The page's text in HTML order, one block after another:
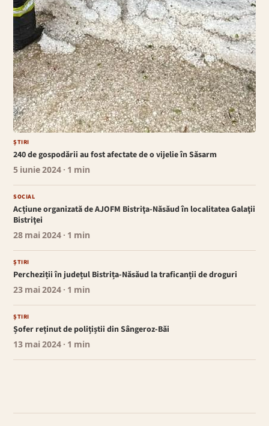
ȘTIRI
240 de gospodării au fost afectate de o vijelie în Săsarm
5 iunie 2024 · 1 min
SOCIAL
Acțiune organizată de AJOFM Bistriţa-Năsăud în localitatea Galaţii
Bistriţei
28 mai 2024 · 1 min
ȘTIRI
Percheziții în județul Bistrița-Năsăud la traficanții de droguri
23 mai 2024 · 1 min
ȘTIRI
Șofer reținut de polițiștii din Sângeroz-Băi
13 mai 2024 · 1 min